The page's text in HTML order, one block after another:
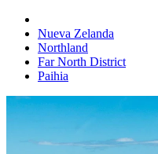
Nueva Zelanda
Northland
Far North District
Paihia